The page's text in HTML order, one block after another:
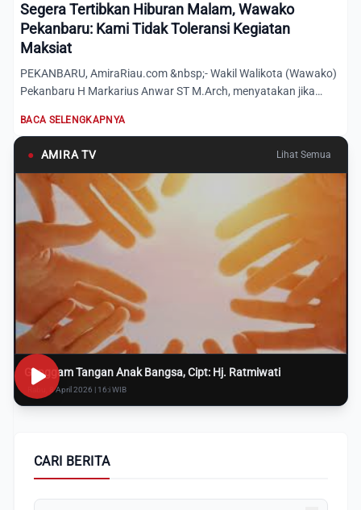
Segera Tertibkan Hiburan Malam, Wawako
Pekanbaru: Kami Tidak Toleransi Kegiatan
Maksiat
PEKANBARU, AmiraRiau.com &nbsp;- Wakil Walikota (Wawako)
Pekanbaru H Markarius Anwar ST M.Arch, menyatakan jika
BACA SELENGKAPNYA
● AMIRA TV Lihat Semua
Genggam Tangan Anak Bangsa, Cipt: Hj. Ratmiwati
Rabu, 8 April 2026 | 16:i WIB
CARI BERITA